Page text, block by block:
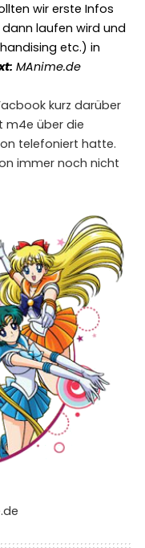
wir erste Infos
laufen wird und
etc.) in
MAnime.de
kurz darüber
m4e über die
telefoniert hatte.
immer noch nicht